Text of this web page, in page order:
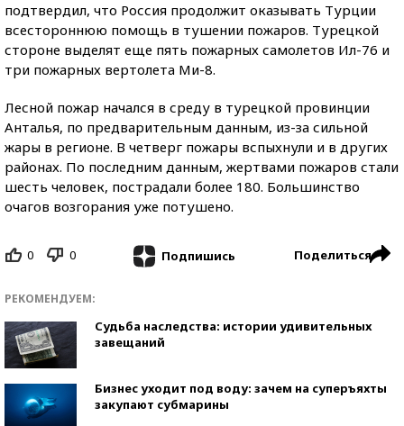
подтвердил, что Россия продолжит оказывать Турции
всестороннюю помощь в тушении пожаров. Турецкой
стороне выделят еще пять пожарных самолетов Ил-76 и
три пожарных вертолета Ми-8.
Лесной пожар начался в среду в турецкой провинции
Анталья, по предварительным данным, из-за сильной
жары в регионе. В четверг пожары вспыхнули и в других
районах. По последним данным, жертвами пожаров стали
шесть человек, пострадали более 180. Большинство
очагов возгорания уже потушено.
0 0 Подпишись Поделиться
РЕКОМЕНДУЕМ:
Судьба наследства: истории удивительных
завещаний
Бизнес уходит под воду: зачем на суперъяхты
закупают субмарины